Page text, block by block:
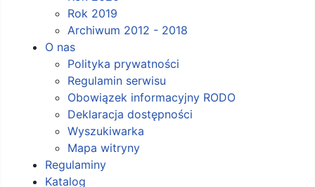
Rok 2019
Archiwum 2012 - 2018
O nas
Polityka prywatności
Regulamin serwisu
Obowiązek informacyjny RODO
Deklaracja dostępności
Wyszukiwarka
Mapa witryny
Regulaminy
Katalog